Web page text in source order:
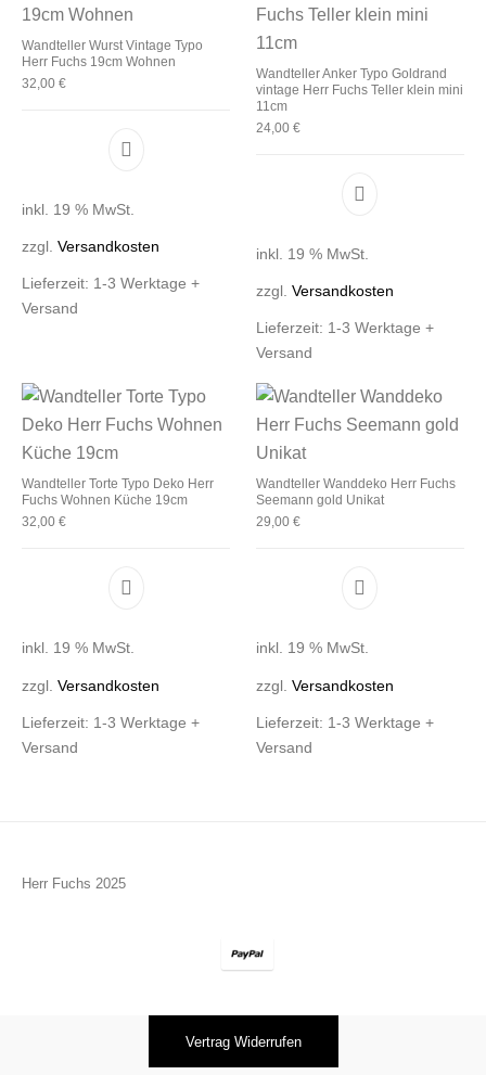
Wandteller Wurst Vintage Typo
Herr Fuchs 19cm Wohnen
32,00€
inkl. 19 % MwSt.
zzgl.Versandkosten
Lieferzeit: 1-3 Werktage +
Versand
Wandteller Anker Typo Goldrand
vintage Herr Fuchs Teller klein mini
11cm
24,00 €
inkl. 19 % MwSt.
zzgl. Versandkosten
Lieferzeit: 1-3 Werktage +
Versand
Wandteller Torte Typo Deko Herr
Fuchs Wohnen Küche 19cm
32,00€
inkl. 19 % MwSt.
zzgl.Versandkosten
Lieferzeit: 1-3 Werktage +
Versand
Wandteller Wanddeko Herr Fuchs
Seemann gold Unikat
29,00 €
inkl. 19 % MwSt.
zzgl. Versandkosten
Lieferzeit: 1-3 Werktage +
Versand
Herr Fuchs 2025
Vertrag Widerrufen